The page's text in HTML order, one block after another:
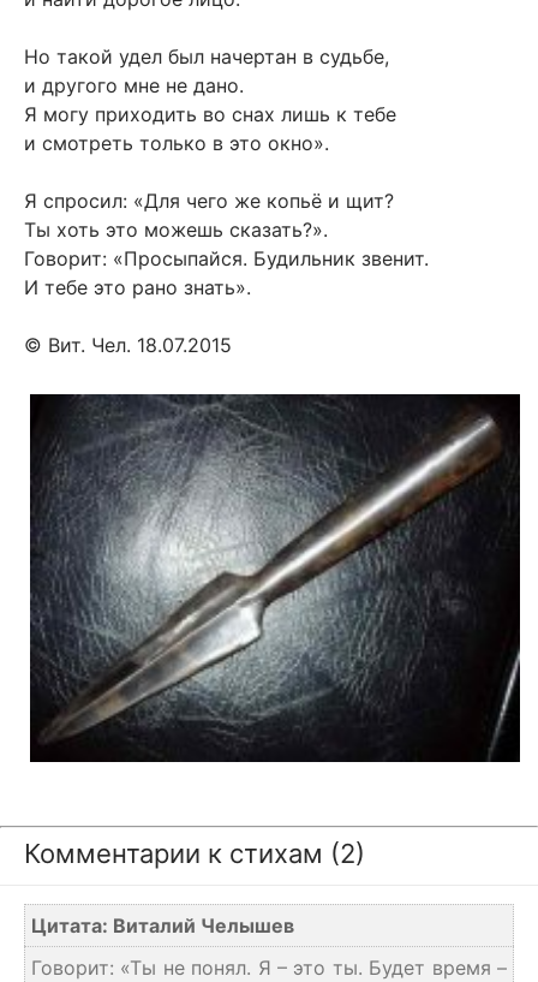
Но такой удел был начертан в судьбе,
и другого мне не дано.
Я могу приходить во снах лишь к тебе
и смотреть только в это окно».
Я спросил: «Для чего же копьё и щит?
Ты хоть это можешь сказать?».
Говорит: «Просыпайся. Будильник звенит.
И тебе это рано знать».
© Вит. Чел. 18.07.2015
Комментарии к стихам (2)
Цитата: Виталий Челышев
Говорит: «Ты не понял. Я – это ты. Будет время –